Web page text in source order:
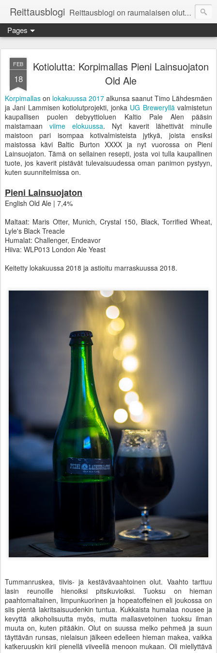
Reittausblogi Reittausblogi on raumalaisen olutharrastajan blogi. Reittaus (rating) tarkoittaa asioiden arvioimista. Reittausblogissa paneudutaan panemisen lopputuotteisiin eli arvioidaan oluita, puolueettomasti.
Pages
FEB
18
Kotiolutta: Korpimallas Pieni Lainsuojaton
Old Ale
Korpimallas on lokakuussa 2017 alkunsa saanut Timo Lähdesmäen
ja Jani Lammisen kotiolutprojekti, jonka UG Breweryllävalmistetun
kaupallisen puolen debyyttioluen Kaltio Pale Alen pääsin
maistamaan viime elokuussa. Nyt kaverit lähettivät minulle
maistoon pari isompaa kotivalmisteista jytkyä, joista ensiksi
maistossa kävi Baltic Burton XXXX ja nyt vuorossa on Pieni
Lainsuojaton. Tämä on sellainen resepti, josta voi tulla kaupallinen
tuote, jos kaverit pistävät tulevaisuudessa oman panimon pystyyn,
kuten suunnitelmissa on.
Pieni Lainsuojaton
English Old Ale | 7,4%
Maltaat: Maris Otter, Munich, Crystal 150, Black, Torrified Wheat,
Lyle's Black Treacle
Humalat: Challenger, Endeavor
Hiiva: WLP013 London Ale Yeast
Keitetty lokakuussa 2018 ja astioitu marraskuussa 2018.
Tummanruskea, tiivis- ja kestävävaahtoinen olut. Vaahto tarttuu
lasin reunoille hienoiksi pitsikuvioiksi. Tuoksu on hieman
paahtomaltainen, limpunkuorinen ja hopeatoffeinen eli joukossa on
siis pientä lakritsaisuudenkin tuntua. Kukkaista humalaa nousee ja
kevyttä alkoholisuutta myös, mutta mallasvetoinen tuoksu ilman
muuta on, kuten pitääkin. Olut on suussa melko pehmeä ja suun
täyttävän runsas, nielaisun jälkeen edelleen hieman makea, vaikka
katkeruuskin kirii pienellä viiveellä menoon mukaan. Oli miellyttävä